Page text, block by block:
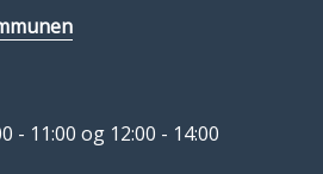
- 11:00 og 12:00 - 14:00